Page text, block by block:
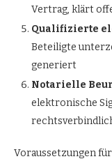
Vertrag, klärt
Qualifizierte
Beteiligte
generiert
Notarielle
elektronische
Voraussetzungen